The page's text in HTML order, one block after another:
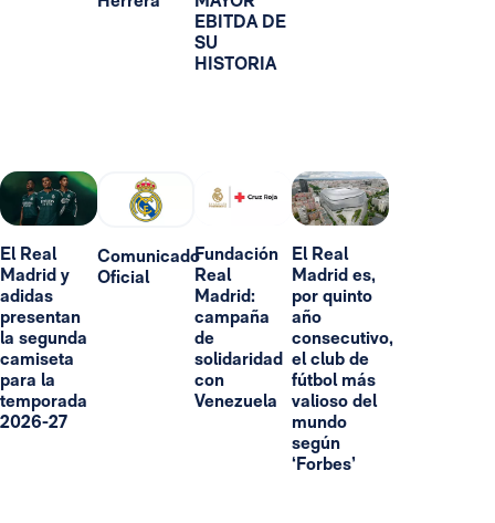
EBITDA DE
SU
HISTORIA
El Real
Madrid y
adidas
presentan
la segunda
camiseta
para la
temporada
2026-27
Comunicado
Oficial
Fundación
Real
Madrid:
campaña
de
solidaridad
con
Venezuela
El Real
Madrid es,
por quinto
año
consecutivo,
el club de
fútbol más
valioso del
mundo
según
‘Forbes’